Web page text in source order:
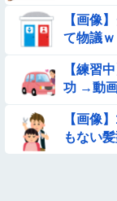
【動画】力士さん
【動画】アンドロ
【動画像】女の子
【画像
て物議
【練習
功 →動
【画像
もない